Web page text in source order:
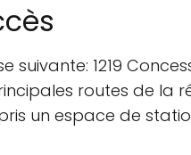
suivante: 1219
routes de la
un espace de